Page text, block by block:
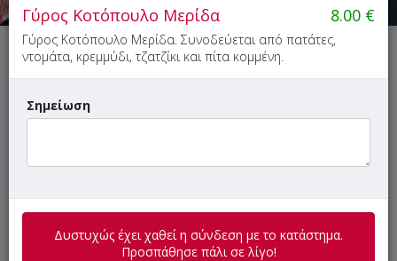
Δυστυχώς έχει χαθεί η σύνδεση με το κατάστημα.
Προσπάθησε πάλι σε λίγο!
Γρήγορη
Γύρος Κοτόπουλο Μερίδα 8.00 €
Γύρος Κοτόπουλο Μερίδα. Συνοδεύεται από πατάτες,
ντομάτα, κρεμμύδι, τζατζίκι και πίτα κομμένη.
Σημείωση
Δυστυχώς έχει χαθεί η σύνδεση με το κατάστημα.
Προσπάθησε πάλι σε λίγο!